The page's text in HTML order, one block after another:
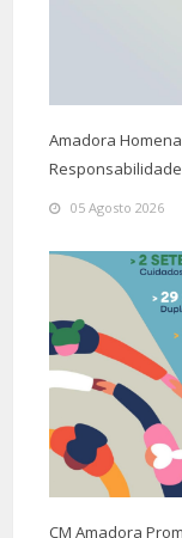
Amadora
05 Agosto 2026
CM Amadora